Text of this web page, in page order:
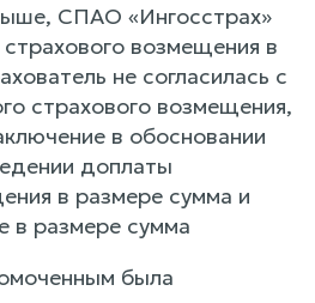
СПАО «Ингосстрах»
возмещения в
не согласилась с
страхового возмещения,
в обосновании
доплаты
в размере сумма и
в размере сумма
была